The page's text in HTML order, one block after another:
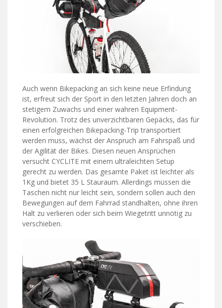
Auch wenn Bikepacking an sich keine neue Erfindung
ist, erfreut sich der Sport in den letzten Jahren doch an
stetigem Zuwachs und einer wahren Equipment-
Revolution. Trotz des unverzichtbaren Gepäcks, das für
einen erfolgreichen Bikepacking-Trip transportiert
werden muss, wächst der Anspruch am Fahrspaß und
der Agilität der Bikes. Diesen neuen Ansprüchen
versucht CYCLITE mit einem ultraleichten Setup
gerecht zu werden. Das gesamte Paket ist leichter als
1Kg und bietet 35 L Stauraum. Allerdings müssen die
Taschen nicht nur leicht sein, sondern sollen auch den
Bewegungen auf dem Fahrrad standhalten, ohne ihren
Halt zu verlieren oder sich beim Wiegetritt unnötig zu
verschieben.